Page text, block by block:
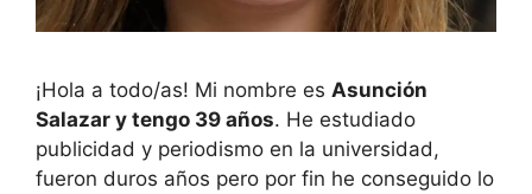
¡Hola a todo/as! Mi nombre es Asunción
Salazar y tengo 39 años. He estudiado
publicidad y periodismo en la universidad,
fueron duros años pero por fin he conseguido lo